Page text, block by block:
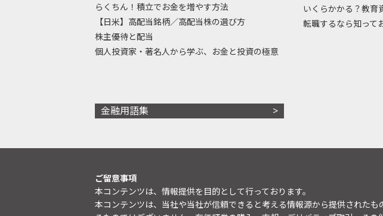
らくちん！積立でお金を増やす方法
【日米】高配当銘柄／高配当株の選び方
株主優待と配当
個人投資家・著名人から学ぶ、お金と投資の極意
いくらかかる？教育
転職するなら知って
金融用語集
ご留意事項
本コンテンツは、情報提供を目的として行っております。
本コンテンツは、当社や当社が信頼できると考える情報源から提供された